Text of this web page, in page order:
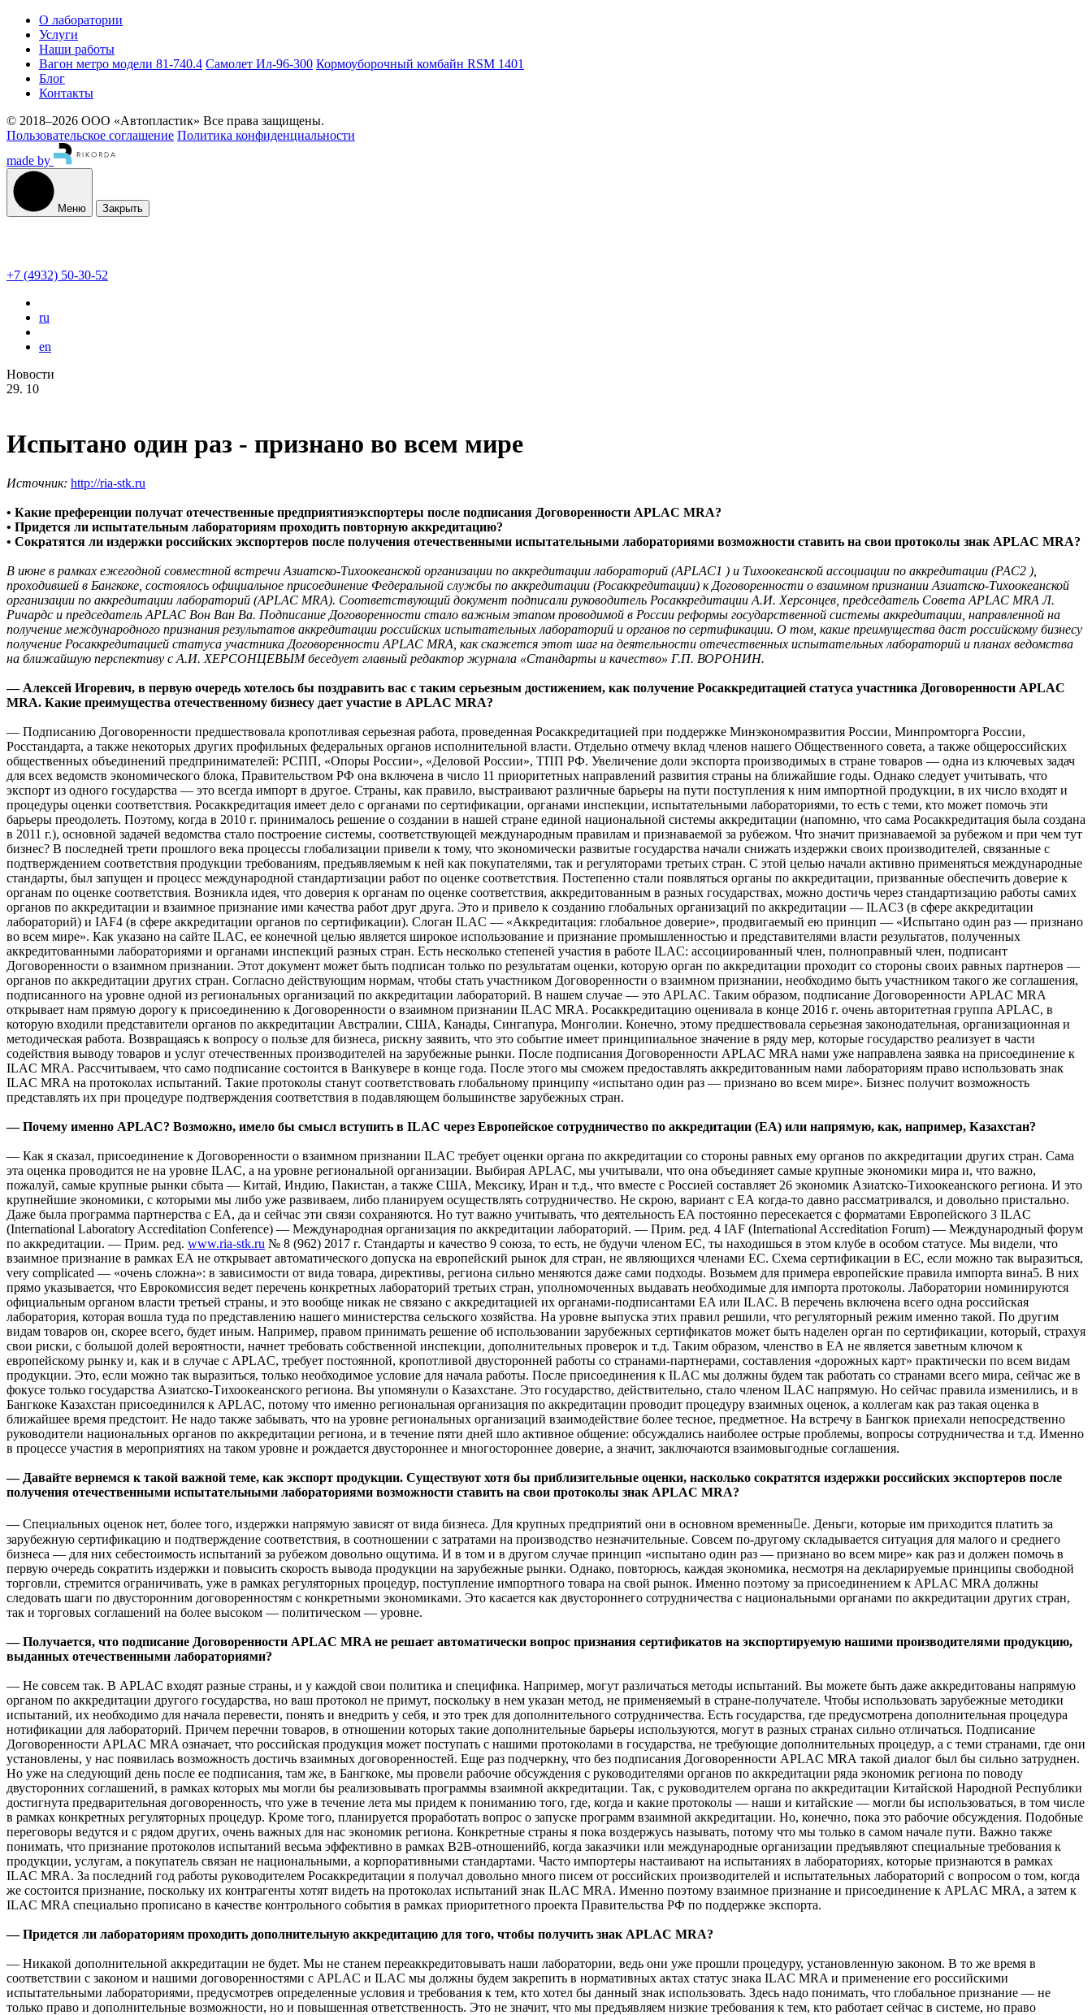
О лаборатории
Услуги
Наши работы
Вагон метро модели 81-740.4 Самолет Ил-96-300 Кормоуборочный комбайн RSM 1401
Блог
Контакты
© 2018–2026 ООО «Автопластик» Все права защищены.
Пользовательское соглашение Политика конфиденциальности
made by
Меню Закрыть
+7 (4932) 50-30-52
ru
en
Новости
29. 10
Испытано один раз - признано во всем мире
Источник: http://ria-stk.ru
• Какие преференции получат отечественные предприятияэкспортеры после подписания Договоренности APLAC MRA?
• Придется ли испытательным лабораториям проходить повторную аккредитацию?
• Сократятся ли издержки российских экспортеров после получения отечественными испытательными лабораториями возможности ставить на свои протоколы знак APLAC MRA?
В июне в рамках ежегодной совместной встречи Азиатско-Тихоокеанской организации по аккредитации лабораторий (APLAC1 ) и Тихоокеанской ассоциации по аккредитации (РАС2 ),
проходившей в Бангкоке, состоялось официальное присоединение Федеральной службы по аккредитации (Росаккредитации) к Договоренности о взаимном признании Азиатско-Тихоокеанской
организации по аккредитации лабораторий (APLAC MRA). Соответствующий документ подписали руководитель Росаккредитации А.И. Херсонцев, председатель Совета APLAC MRA Л.
Ричардс и председатель APLAC Вон Ван Ва. Подписание Договоренности стало важным этапом проводимой в России реформы государственной системы аккредитации, направленной на
получение международного признания результатов аккредитации российских испытательных лабораторий и органов по сертификации. О том, какие преимущества даст российскому бизнесу
получение Росаккредитацией статуса участника Договоренности APLAC MRA, как скажется этот шаг на деятельности отечественных испытательных лабораторий и планах ведомства
на ближайшую перспективу с А.И. ХЕРСОНЦЕВЫМ беседует главный редактор журнала «Стандарты и качество» Г.П. ВОРОНИН.
— Алексей Игоревич, в первую очередь хотелось бы поздравить вас с таким серьезным достижением, как получение Росаккредитацией статуса участника Договоренности APLAC
MRA. Какие преимущества отечественному бизнесу дает участие в APLAC MRA?
— Подписанию Договоренности предшествовала кропотливая серьезная работа, проведенная Росаккредитацией при поддержке Минэкономразвития России, Минпромторга России,
Росстандарта, а также некоторых других профильных федеральных органов исполнительной власти. Отдельно отмечу вклад членов нашего Общественного совета, а также общероссийских
общественных объединений предпринимателей: РСПП, «Опоры России», «Деловой России», ТПП РФ. Увеличение доли экспорта производимых в стране товаров — одна из ключевых задач
для всех ведомств экономического блока, Правительством РФ она включена в число 11 приоритетных направлений развития страны на ближайшие годы. Однако следует учитывать, что
экспорт из одного государства — это всегда импорт в другое. Страны, как правило, выстраивают различные барьеры на пути поступления к ним импортной продукции, в их число входят и
процедуры оценки соответствия. Росаккредитация имеет дело с органами по сертификации, органами инспекции, испытательными лабораториями, то есть с теми, кто может помочь эти
барьеры преодолеть. Поэтому, когда в 2010 г. принималось решение о создании в нашей стране единой национальной системы аккредитации (напомню, что сама Росаккредитация была создана
в 2011 г.), основной задачей ведомства стало построение системы, соответствующей международным правилам и признаваемой за рубежом. Что значит признаваемой за рубежом и при чем тут
бизнес? В последней трети прошлого века процессы глобализации привели к тому, что экономически развитые государства начали снижать издержки своих производителей, связанные с
подтверждением соответствия продукции требованиям, предъявляемым к ней как покупателями, так и регуляторами третьих стран. С этой целью начали активно применяться международные
стандарты, был запущен и процесс международной стандартизации работ по оценке соответствия. Постепенно стали появляться органы по аккредитации, призванные обеспечить доверие к
органам по оценке соответствия. Возникла идея, что доверия к органам по оценке соответствия, аккредитованным в разных государствах, можно достичь через стандартизацию работы самих
органов по аккредитации и взаимное признание ими качества работ друг друга. Это и привело к созданию глобальных организаций по аккредитации — ILAC3 (в сфере аккредитации
лабораторий) и IAF4 (в сфере аккредитации органов по сертификации). Слоган ILAC — «Аккредитация: глобальное доверие», продвигаемый ею принцип — «Испытано один раз — признано
во всем мире». Как указано на сайте ILAC, ее конечной целью является широкое использование и признание промышленностью и представителями власти результатов, полученных
аккредитованными лабораториями и органами инспекций разных стран. Есть несколько степеней участия в работе ILAC: ассоциированный член, полноправный член, подписант
Договоренности о взаимном признании. Этот документ может быть подписан только по результатам оценки, которую орган по аккредитации проходит со стороны своих равных партнеров —
органов по аккредитации других стран. Согласно действующим нормам, чтобы стать участником Договоренности о взаимном признании, необходимо быть участником такого же соглашения,
подписанного на уровне одной из региональных организаций по аккредитации лабораторий. В нашем случае — это APLAC. Таким образом, подписание Договоренности APLAC MRA
открывает нам прямую дорогу к присоединению к Договоренности о взаимном признании ILAC MRA. Росаккредитацию оценивала в конце 2016 г. очень авторитетная группа APLAC, в
которую входили представители органов по аккредитации Австралии, США, Канады, Сингапура, Монголии. Конечно, этому предшествовала серьезная законодательная, организационная и
методическая работа. Возвращаясь к вопросу о пользе для бизнеса, рискну заявить, что это событие имеет принципиальное значение в ряду мер, которые государство реализует в части
содействия выводу товаров и услуг отечественных производителей на зарубежные рынки. После подписания Договоренности APLAC MRA нами уже направлена заявка на присоединение к
ILAC MRA. Рассчитываем, что само подписание состоится в Ванкувере в конце года. После этого мы сможем предоставлять аккредитованным нами лабораториям право использовать знак
ILAC MRA на протоколах испытаний. Такие протоколы станут соответствовать глобальному принципу «испытано один раз — признано во всем мире». Бизнес получит возможность
представлять их при процедуре подтверждения соответствия в подавляющем большинстве зарубежных стран.
— Почему именно APLAC? Возможно, имело бы смысл вступить в ILAC через Европейское сотрудничество по аккредитации (ЕА) или напрямую, как, например, Казахстан?
— Как я сказал, присоединение к Договоренности о взаимном признании ILAC требует оценки органа по аккредитации со стороны равных ему органов по аккредитации других стран. Сама
эта оценка проводится не на уровне ILAC, а на уровне региональной организации. Выбирая APLAC, мы учитывали, что она объединяет самые крупные экономики мира и, что важно,
пожалуй, самые крупные рынки сбыта — Китай, Индию, Пакистан, а также США, Мексику, Иран и т.д., что вместе с Россией составляет 26 экономик Азиатско-Тихоокеанского региона. И это
крупнейшие экономики, с которыми мы либо уже развиваем, либо планируем осуществлять сотрудничество. Не скрою, вариант с ЕА когда-то давно рассматривался, и довольно пристально.
Даже была программа партнерства с ЕА, да и сейчас эти связи сохраняются. Но тут важно учитывать, что деятельность ЕА постоянно пересекается с форматами Европейского 3 ILAC
(International Laboratory Accreditation Conference) — Международная организация по аккредитации лабораторий. — Прим. ред. 4 IAF (International Accreditation Forum) — Международный форум
по аккредитации. — Прим. ред. www.ria-stk.ru № 8 (962) 2017 г. Стандарты и качество 9 союза, то есть, не будучи членом ЕС, ты находишься в этом клубе в особом статусе. Мы видели, что
взаимное признание в рамках ЕА не открывает автоматического допуска на европейский рынок для стран, не являющихся членами ЕС. Схема сертификации в ЕС, если можно так выразиться,
very complicated — «очень сложна»: в зависимости от вида товара, директивы, региона сильно меняются даже сами подходы. Возьмем для примера европейские правила импорта вина5. В них
прямо указывается, что Еврокомиссия ведет перечень конкретных лабораторий третьих стран, уполномоченных выдавать необходимые для импорта протоколы. Лаборатории номинируются
официальным органом власти третьей страны, и это вообще никак не связано с аккредитацией их органами-подписантами EA или ILAC. В перечень включена всего одна российская
лаборатория, которая вошла туда по представлению нашего министерства сельского хозяйства. На уровне выпуска этих правил решили, что регуляторный режим именно такой. По другим
видам товаров он, скорее всего, будет иным. Например, правом принимать решение об использовании зарубежных сертификатов может быть наделен орган по сертификации, который, страхуя
свои риски, с большой долей вероятности, начнет требовать собственной инспекции, дополнительных проверок и т.д. Таким образом, членство в ЕА не является заветным ключом к
европейскому рынку и, как и в случае с APLAC, требует постоянной, кропотливой двусторонней работы со странами-партнерами, составления «дорожных карт» практически по всем видам
продукции. Это, если можно так выразиться, только необходимое условие для начала работы. После присоединения к ILAC мы должны будем так работать со странами всего мира, сейчас же в
фокусе только государства Азиатско-Тихоокеанского региона. Вы упомянули о Казахстане. Это государство, действительно, стало членом ILAC напрямую. Но сейчас правила изменились, и в
Бангкоке Казахстан присоединился к APLAC, потому что именно региональная организация по аккредитации проводит процедуру взаимных оценок, а коллегам как раз такая оценка в
ближайшее время предстоит. Не надо также забывать, что на уровне региональных организаций взаимодействие более тесное, предметное. На встречу в Бангкок приехали непосредственно
руководители национальных органов по аккредитации региона, и в течение пяти дней шло активное общение: обсуждались наиболее острые проблемы, вопросы сотрудничества и т.д. Именно
в процессе участия в мероприятиях на таком уровне и рождается двустороннее и многостороннее доверие, а значит, заключаются взаимовыгодные соглашения.
— Давайте вернемся к такой важной теме, как экспорт продукции. Существуют хотя бы приблизительные оценки, насколько сократятся издержки российских экспортеров после
получения отечественными испытательными лабораториями возможности ставить на свои протоколы знак APLAC MRA?
— Специальных оценок нет, более того, издержки напрямую зависят от вида бизнеса. Для крупных предприятий они в основном временные. Деньги, которые им приходится платить за
зарубежную сертификацию и подтверждение соответствия, в соотношении с затратами на производство незначительные. Совсем по-другому складывается ситуация для малого и среднего
бизнеса — для них себестоимость испытаний за рубежом довольно ощутима. И в том и в другом случае принцип «испытано один раз — признано во всем мире» как раз и должен помочь в
первую очередь сократить издержки и повысить скорость вывода продукции на зарубежные рынки. Однако, повторюсь, каждая экономика, несмотря на декларируемые принципы свободной
торговли, стремится ограничивать, уже в рамках регуляторных процедур, поступление импортного товара на свой рынок. Именно поэтому за присоединением к APLAC MRA должны
следовать шаги по двусторонним договоренностям с конкретными экономиками. Это касается как двустороннего сотрудничества с национальными органами по аккредитации других стран,
так и торговых соглашений на более высоком — политическом — уровне.
— Получается, что подписание Договоренности APLAC MRA не решает автоматически вопрос признания сертификатов на экспортируемую нашими производителями продукцию,
выданных отечественными лабораториями?
— Не совсем так. В APLAC входят разные страны, и у каждой свои политика и специфика. Например, могут различаться методы испытаний. Вы можете быть даже аккредитованы напрямую
органом по аккредитации другого государства, но ваш протокол не примут, поскольку в нем указан метод, не применяемый в стране-получателе. Чтобы использовать зарубежные методики
испытаний, их необходимо для начала перевести, понять и внедрить у себя, и это трек для дополнительного сотрудничества. Есть государства, где предусмотрена дополнительная процедура
нотификации для лабораторий. Причем перечни товаров, в отношении которых такие дополнительные барьеры используются, могут в разных странах сильно отличаться. Подписание
Договоренности APLAC MRA означает, что российская продукция может поступать с нашими протоколами в государства, не требующие дополнительных процедур, а с теми странами, где они
установлены, у нас появилась возможность достичь взаимных договоренностей. Еще раз подчеркну, что без подписания Договоренности APLAC MRA такой диалог был бы сильно затруднен.
Но уже на следующий день после ее подписания, там же, в Бангкоке, мы провели рабочие обсуждения с руководителями органов по аккредитации ряда экономик региона по поводу
двусторонних соглашений, в рамках которых мы могли бы реализовывать программы взаимной аккредитации. Так, с руководителем органа по аккредитации Китайской Народной Республики
достигнута предварительная договоренность, что уже в течение лета мы придем к пониманию того, где, когда и какие протоколы — наши и китайские — могли бы использоваться, в том числе
в рамках конкретных регуляторных процедур. Кроме того, планируется проработать вопрос о запуске программ взаимной аккредитации. Но, конечно, пока это рабочие обсуждения. Подобные
переговоры ведутся и с рядом других, очень важных для нас экономик региона. Конкретные страны я пока воздержусь называть, потому что мы только в самом начале пути. Важно также
понимать, что признание протоколов испытаний весьма эффективно в рамках B2B-отношений6, когда заказчики или международные организации предъявляют специальные требования к
продукции, услугам, а покупатель связан не национальными, а корпоративными стандартами. Часто импортеры настаивают на испытаниях в лабораториях, которые признаются в рамках
ILAC MRA. За последний год работы руководителем Росаккредитации я получал довольно много писем от российских производителей и испытательных лабораторий с вопросом о том, когда
же состоится признание, поскольку их контрагенты хотят видеть на протоколах испытаний знак ILAC MRA. Именно поэтому взаимное признание и присоединение к APLAC MRA, а затем к
ILAC MRA специально прописано в качестве контрольного события в рамках приоритетного проекта Правительства РФ по поддержке экспорта.
— Придется ли лабораториям проходить дополнительную аккредитацию для того, чтобы получить знак APLAC MRA?
— Никакой дополнительной аккредитации не будет. Мы не станем переаккредитовывать наши лаборатории, ведь они уже прошли процедуру, установленную законом. В то же время в
соответствии с законом и нашими договоренностями с APLAC и ILAC мы должны будем закрепить в нормативных актах статус знака ILAC MRA и применение его российскими
испытательными лабораториями, предусмотрев определенные условия и требования к тем, кто хотел бы данный знак использовать. Здесь надо понимать, что глобальное признание — не
только право и дополнительные возможности, но и повышенная ответственность. Это не значит, что мы предъявляем низкие требования к тем, кто работает сейчас в системе, но право